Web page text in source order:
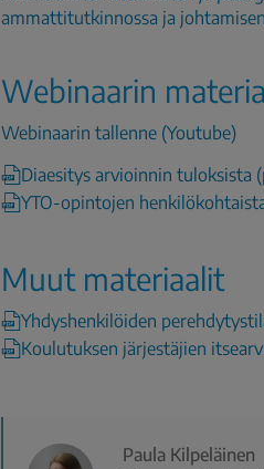
ammattitutkinnossa ja
Webinaarin
Webinaarin tallenne (Youtube)
Diaesitys arvioinnin tuloksista
YTO-opintojen
Muut materiaalit
Yhdyshenkilöiden
Koulutuksen järjestäjien
Paula Kilpeläinen